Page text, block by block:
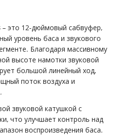
– это 12-дюймовый сабвуфер,
уровень баса и звукового
Благодаря массивному
высоте намотки звуковой
большой линейный ход,
поток воздуха и
звуковой катушкой с
что улучшает контроль над
воспроизведения баса.